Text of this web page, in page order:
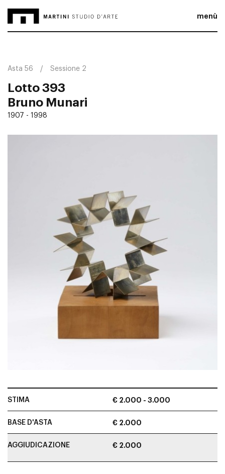
menù
Asta 56 Sessione 2
Lotto 393
Bruno Munari
1907 - 1998
STIMA € 2.000 - 3.000
BASE D'ASTA € 2.000
AGGIUDICAZIONE € 2.000